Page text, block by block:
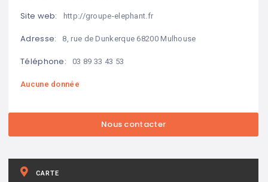
Site web: http://groupe-elephant.fr
Adresse: 8, rue de Dunkerque 68200 Mulhouse
Téléphone: 03 89 33 43 53
Aucune donnée
CARTE